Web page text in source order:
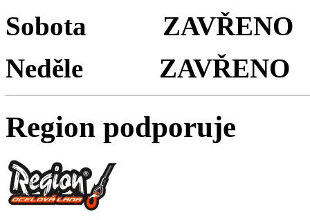
Sobota ZAVŘENO
Neděle ZAVŘENO
Region podporuje